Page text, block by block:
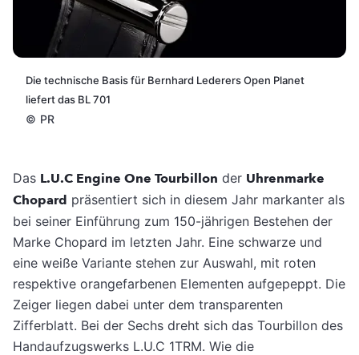
Die technische Basis für Bernhard Lederers Open Planet
liefert das BL 701
© PR
Das L.U.C Engine One Tourbillon der Uhrenmarke
Chopard präsentiert sich in diesem Jahr markanter als
bei seiner Einführung zum 150-jährigen Bestehen der
Marke Chopard im letzten Jahr. Eine schwarze und
eine weiße Variante stehen zur Auswahl, mit roten
respektive orangefarbenen Elementen aufgepeppt. Die
Zeiger liegen dabei unter dem transparenten
Zifferblatt. Bei der Sechs dreht sich das Tourbillon des
Handaufzugswerks L.U.C 1TRM. Wie die